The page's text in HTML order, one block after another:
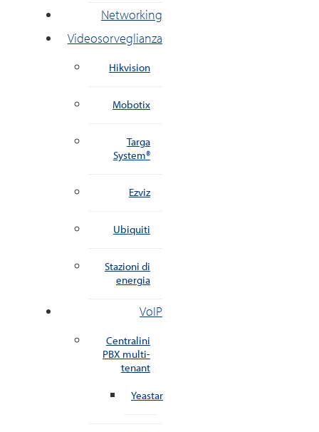
Networking
Videosorveglianza
Hikvision
Mobotix
Targa
System®
Ezviz
Ubiquiti
Stazioni di
energia
VoIP
Centralini
PBX multi-
tenant
Yeastar